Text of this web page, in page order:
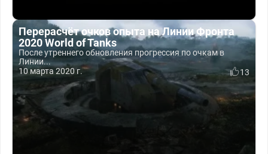
Перерасчёт очков опыта на Линии Фронта
2020 World of Tanks
После утреннего обновления прогрессия по очкам в
Линии...
10 марта 2020 г.
13